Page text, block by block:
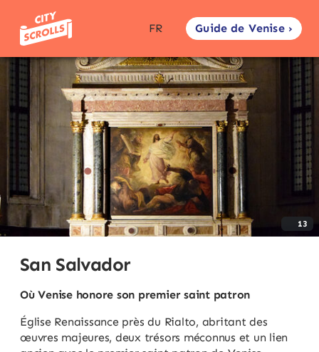
FR Guide de Venise ›
13
San Salvador
Où Venise honore son premier saint patron
Église Renaissance près du Rialto, abritant des
œuvres majeures, deux trésors méconnus et un lien